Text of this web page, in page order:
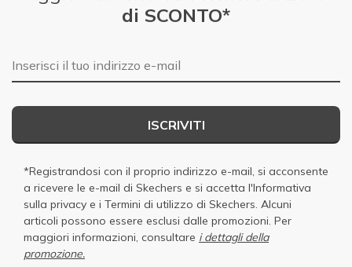
di SCONTO*
E-mail
ISCRIVITI
*Registrandosi con il proprio indirizzo e-mail, si acconsente
a ricevere le e-mail di Skechers e si accetta l'Informativa
sulla privacy e i Termini di utilizzo di Skechers. Alcuni
articoli possono essere esclusi dalle promozioni. Per
maggiori informazioni, consultare i dettagli della
promozione.